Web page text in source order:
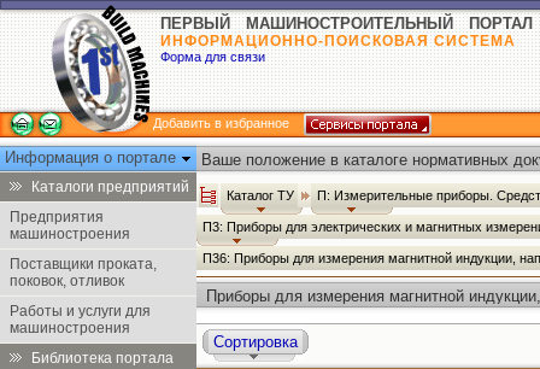
ПЕРВЫЙ МАШИНОСТРОИТЕЛЬНЫЙ ПОРТАЛ
ИНФОРМАЦИОННО-ПОИСКОВАЯ СИСТЕМА
Форма для связи
Добавить в избранное
Информация о портале
Каталоги предприятий
Предприятия
машиностроения
Поставщики проката,
поковок, отливок
Работы и услуги для
машиностроения
Библиотека портала
Ваше положение в каталоге нормативных
Каталог ТУ П: Измерительные приборы.
П3: Приборы для электрических и магнитных
П36: Приборы для измерения магнитной индукции,
Приборы для измерения магнитной
потока - Каталог ТУ
Сортировка